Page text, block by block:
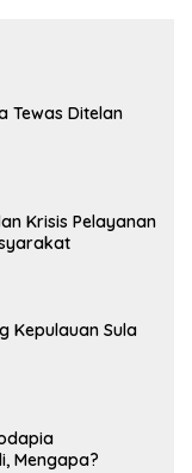
Tewas Ditelan
Krisis Pelayanan
Kepulauan Sula
Mengapa?